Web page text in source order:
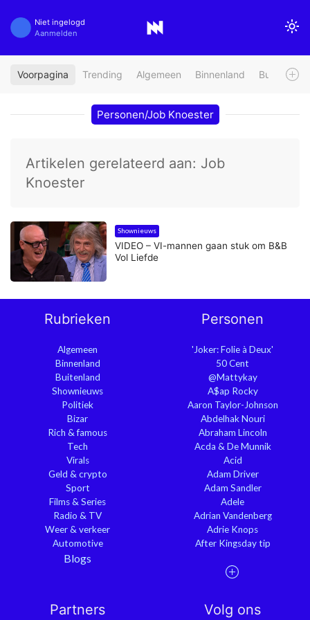
Niet ingelogd
Aanmelden
Voorpagina Trending Algemeen Binnenland Buitenland
Personen/Job Knoester
Artikelen gerelateerd aan: Job
Knoester
Shownieuws
VIDEO – VI-mannen gaan stuk om B&B
Vol Liefde
Rubrieken
Algemeen
Binnenland
Buitenland
Shownieuws
Politiek
Bizar
Rich & famous
Tech
Virals
Geld & crypto
Sport
Films & Series
Radio & TV
Weer & verkeer
Automotive
Blogs
Personen
'Joker: Folie à Deux'
50 Cent
@Mattykay
A$ap Rocky
Aaron Taylor-Johnson
Abdelhak Nouri
Abraham Lincoln
Acda & De Munnik
Acid
Adam Driver
Adam Sandler
Adele
Adrian Vandenberg
Adrie Knops
After Kingsday tip
Partners Volg ons